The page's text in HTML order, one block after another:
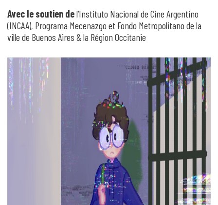
Avec le soutien del’Instituto Nacional de Cine Argentino
(INCAA), Programa Mecenazgo et Fondo Metropolitano de la
ville de Buenos Aires & la Région Occitanie